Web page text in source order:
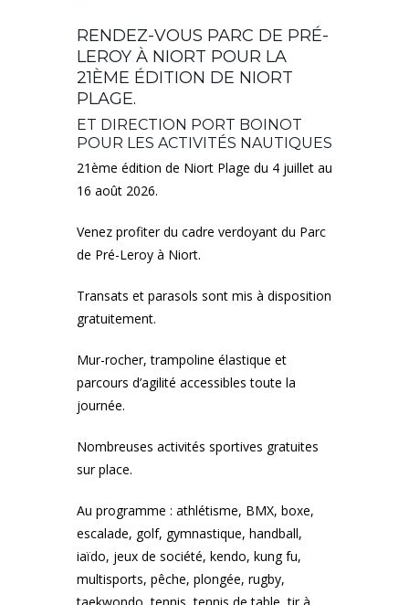
RENDEZ-VOUS PARC DE PRÉ-
LEROY À NIORT POUR LA
21ÈME ÉDITION DE NIORT
PLAGE.
ET DIRECTION PORT BOINOT
POUR LES ACTIVITÉS NAUTIQUES
21ème édition de Niort Plage du 4 juillet au
16 août 2026.
Venez profiter du cadre verdoyant du Parc
de Pré-Leroy à Niort.
Transats et parasols sont mis à disposition
gratuitement.
Mur-rocher, trampoline élastique et
parcours d’agilité accessibles toute la
journée.
Nombreuses activités sportives gratuites
sur place.
Au programme : athlétisme, BMX, boxe,
escalade, golf, gymnastique, handball,
iaïdo, jeux de société, kendo, kung fu,
multisports, pêche, plongée, rugby,
taekwondo, tennis, tennis de table, tir à